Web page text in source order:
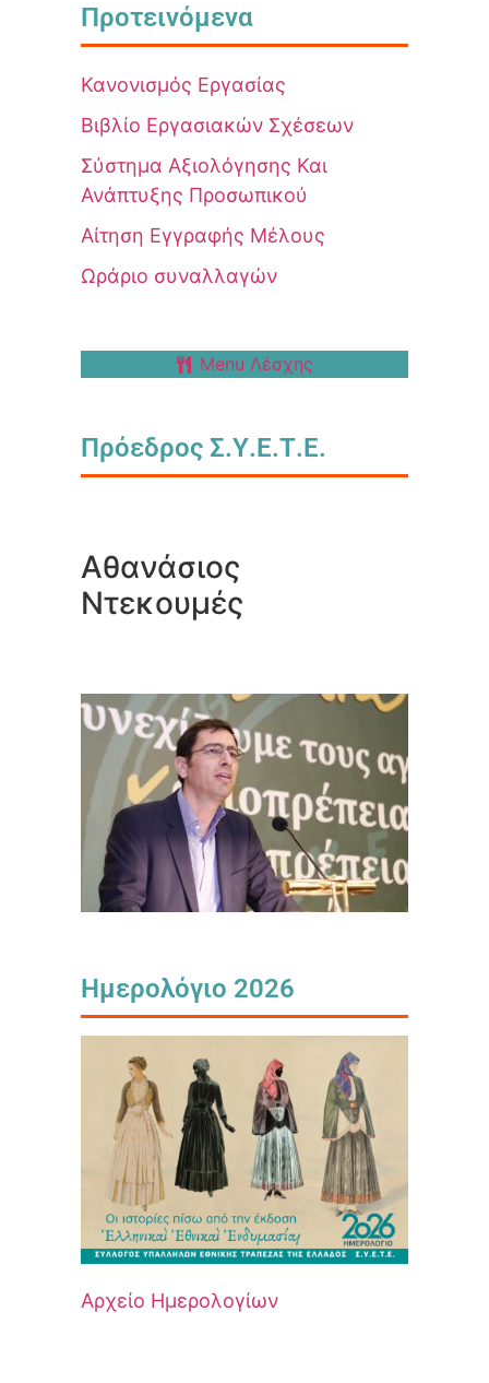
Προτεινόμενα
Κανονισμός Εργασίας
Βιβλίο Εργασιακών Σχέσεων
Σύστημα Αξιολόγησης Και
Ανάπτυξης Προσωπικού
Αίτηση Εγγραφής Μέλους
Ωράριο συναλλαγών
Menu Λέσχης
Πρόεδρος Σ.Υ.Ε.Τ.Ε.
Αθανάσιος
Ντεκουμές
Ημερολόγιο 2026
Αρχείο Ημερολογίων